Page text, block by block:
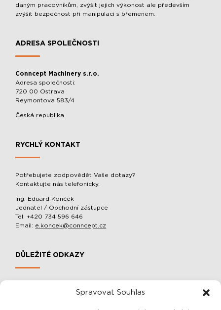
Spravovat Souhlas
daným pracovníkům, zvýšit jejich výkonost ale především
zvýšit bezpečnost při manipulaci s břemenem.
ADRESA SPOLEČNOSTI
Conncept Machinery s.r.o.
Adresa společnosti:
720 00 Ostrava
Reymontova 583/4
Česká republika
RYCHLÝ KONTAKT
Potřebujete zodpovědět Vaše dotazy?
Kontaktujte nás telefonicky.
Ing. Eduard Konček
Jednatel / Obchodní zástupce
Tel: +420 734 596 646
Email: e.koncek@conncept.cz
DŮLEŽITÉ ODKAZY